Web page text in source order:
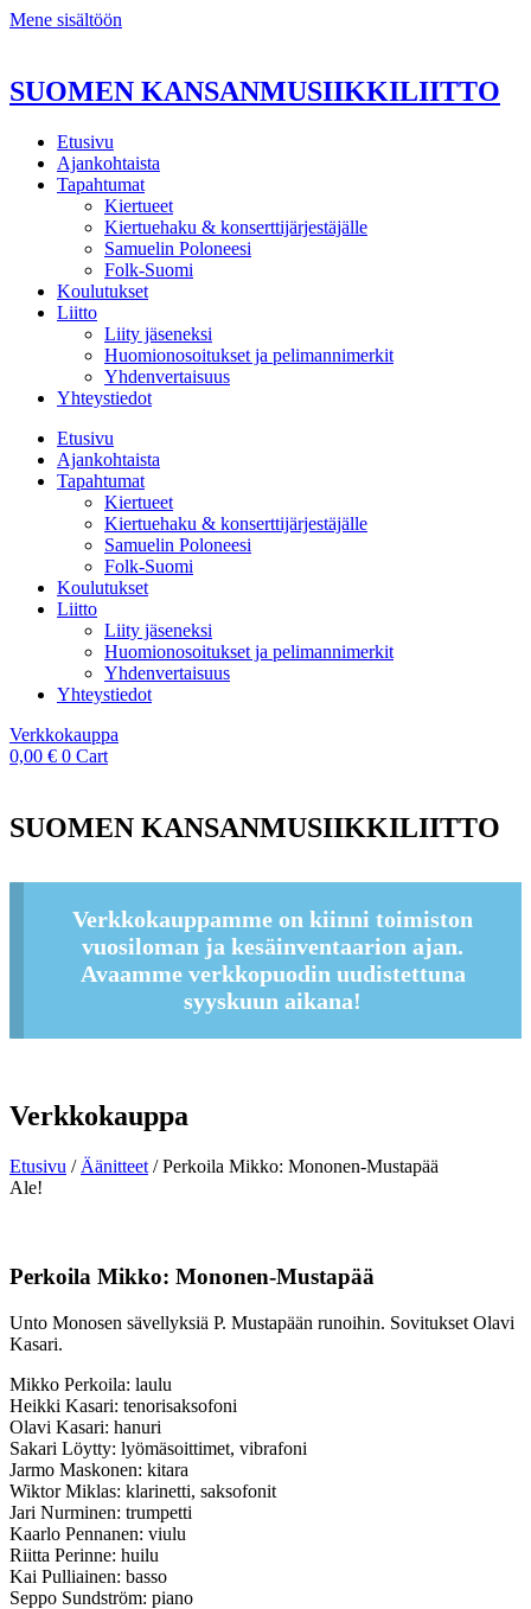
Mene sisältöön
SUOMEN KANSANMUSIIKKILIITTO
Etusivu
Ajankohtaista
Tapahtumat
Kiertueet
Kiertuehaku & konserttijärjestäjälle
Samuelin Poloneesi
Folk-Suomi
Koulutukset
Liitto
Liity jäseneksi
Huomionosoitukset ja pelimannimerkit
Yhdenvertaisuus
Yhteystiedot
Etusivu
Ajankohtaista
Tapahtumat
Kiertueet
Kiertuehaku & konserttijärjestäjälle
Samuelin Poloneesi
Folk-Suomi
Koulutukset
Liitto
Liity jäseneksi
Huomionosoitukset ja pelimannimerkit
Yhdenvertaisuus
Yhteystiedot
Verkkokauppa
0,00 € 0 Cart
SUOMEN KANSANMUSIIKKILIITTO
Verkkokauppamme on kiinni toimiston
vuosiloman ja kesäinventaarion ajan.
Avaamme verkkopuodin uudistettuna
syyskuun aikana!
Verkkokauppa
Etusivu / Äänitteet / Perkoila Mikko: Mononen-Mustapää
Ale!
Perkoila Mikko: Mononen-Mustapää
Unto Monosen sävellyksiä P. Mustapään runoihin. Sovitukset Olavi
Kasari.
Mikko Perkoila: laulu
Heikki Kasari: tenorisaksofoni
Olavi Kasari: hanuri
Sakari Löytty: lyömäsoittimet, vibrafoni
Jarmo Maskonen: kitara
Wiktor Miklas: klarinetti, saksofonit
Jari Nurminen: trumpetti
Kaarlo Pennanen: viulu
Riitta Perinne: huilu
Kai Pulliainen: basso
Seppo Sundström: piano